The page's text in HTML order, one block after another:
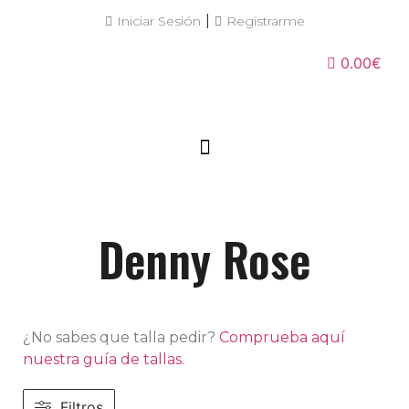
Iniciar Sesión Registrarme
0.00€
Denny Rose
¿No sabes que talla pedir? Comprueba aquí
nuestra guía de tallas.